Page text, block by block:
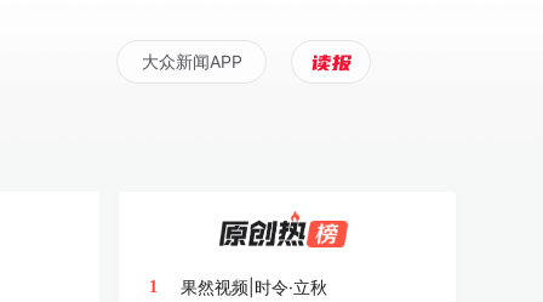
大众新闻APP
1 果然视频|时令·立秋